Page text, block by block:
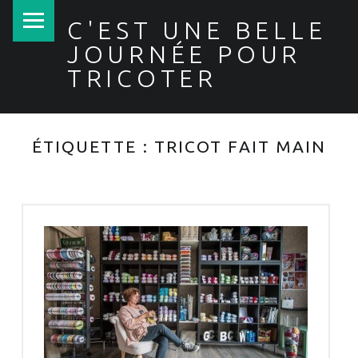
C'EST UNE BELLE
JOURNÉE POUR
TRICOTER
ÉTIQUETTE : TRICOT FAIT MAIN